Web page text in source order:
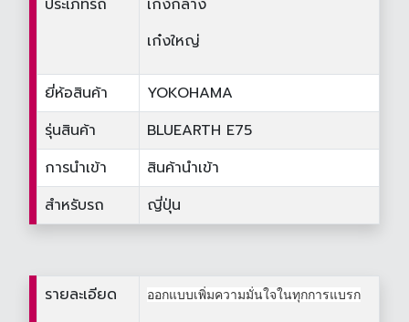
ประเภทรถ
เก๋งกลาง
เก๋งใหญ่
ยี่ห้อสินค้า
YOKOHAMA
รุ่นสินค้า
BLUEARTH E75
การนำเข้า
สินค้านำเข้า
สำหรับรถ
ญี่ปุ่น
รายละเอียด ออกแบบเพิ่มความมั่นใจในทุกการแบรก